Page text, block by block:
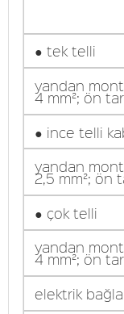
● tek telli
yandan
4 mm²; ön
● ince telli
yandan
2,5 mm²; ön
● çok telli
yandan
4 mm²; ön
elektrik